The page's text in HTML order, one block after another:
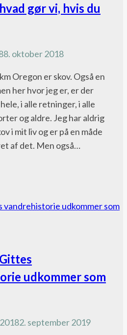
gør vi, hvis du
8. oktober 2018
Oregon er skov. Også en
her hvor jeg er, er der
i alle retninger, i alle
og aldre. Jeg har aldrig
i mit liv og er på en måde
af det. Men også…
udkommer som
2. september 2019